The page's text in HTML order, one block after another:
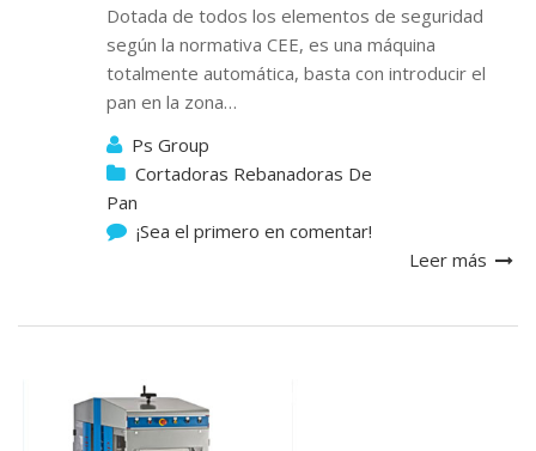
Dotada de todos los elementos de seguridad
según la normativa CEE, es una máquina
totalmente automática, basta con introducir el
pan en la zona…
Ps Group
Cortadoras Rebanadoras De
Pan
¡Sea el primero en comentar!
Leer más